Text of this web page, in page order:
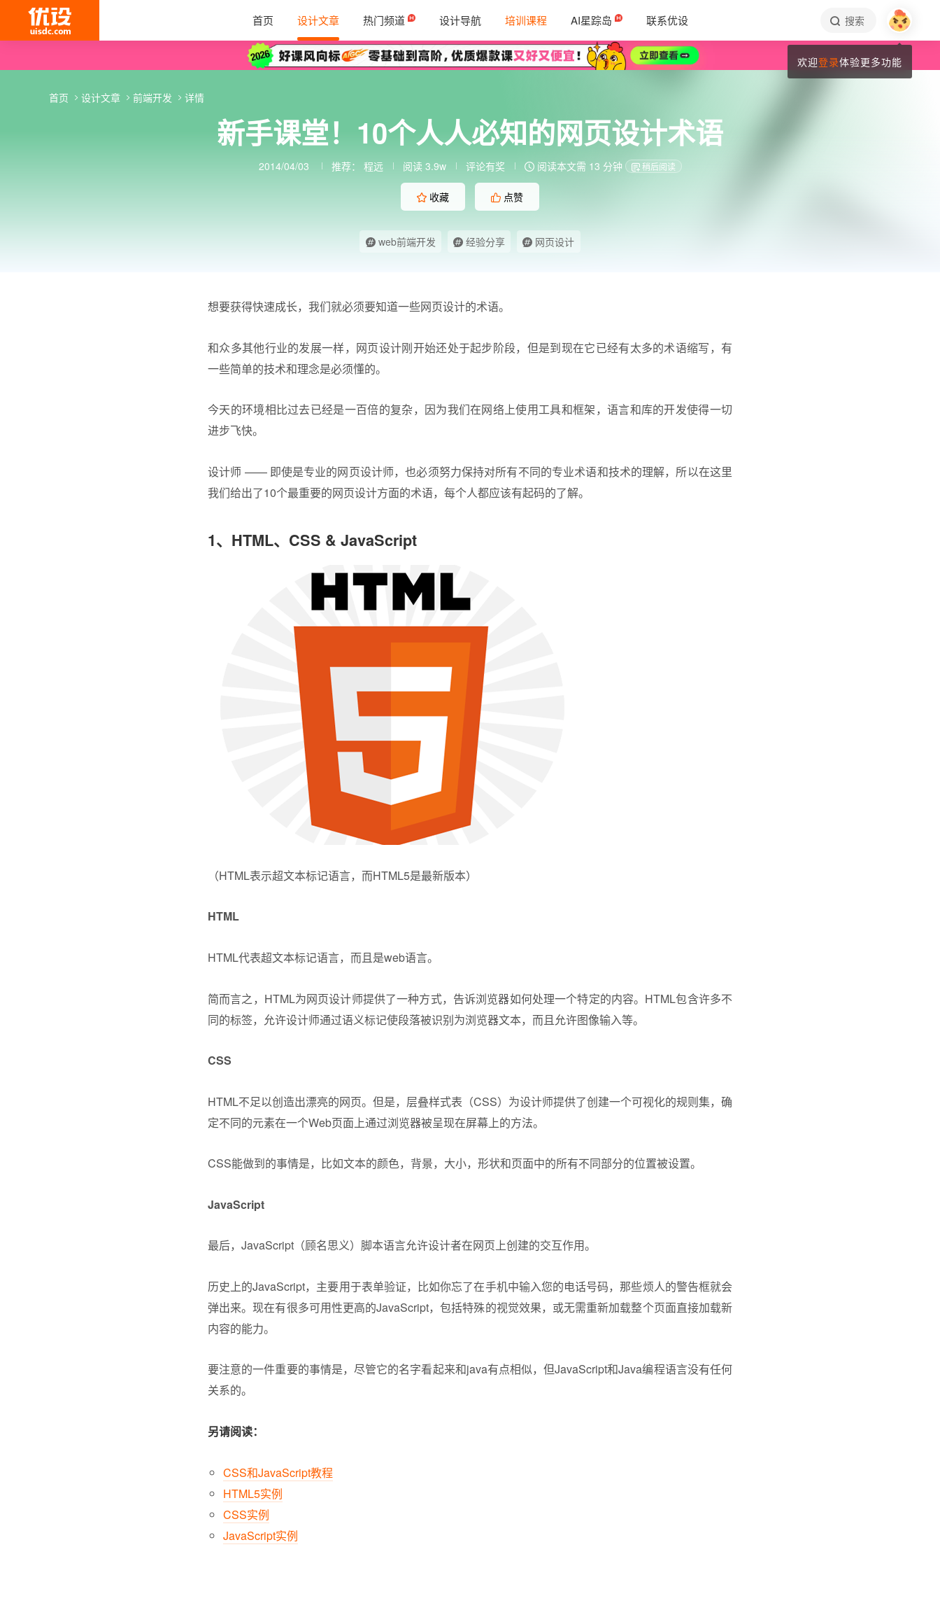
首页 设计文章 热门频道 设计导航 培训课程 AI星踪岛 联系优设 搜索
新手课堂！10个人人必知的网页设计术语
2014/04/03 推荐： 程远 阅读 3.9w 评论有奖 阅读本文需 13 分钟 稍后阅读
收藏 点赞
web前端开发 经验分享 网页设计
首页 设计文章 前端开发 详情
想要获得快速成长，我们就必须要知道一些网页设计的术语。
和众多其他行业的发展一样，网页设计刚开始还处于起步阶段，但是到现在它已经有太多的术语缩写，有
一些简单的技术和理念是必须懂的。
今天的环境相比过去已经是一百倍的复杂，因为我们在网络上使用工具和框架，语言和库的开发使得一切
进步飞快。
设计师 —— 即使是专业的网页设计师，也必须努力保持对所有不同的专业术语和技术的理解，所以在这里
我们给出了10个最重要的网页设计方面的术语，每个人都应该有起码的了解。
1、HTML、CSS & JavaScript
（HTML表示超文本标记语言，而HTML5是最新版本）
HTML
HTML代表超文本标记语言，而且是web语言。
简而言之，HTML为网页设计师提供了一种方式，告诉浏览器如何处理一个特定的内容。HTML包含许多不
同的标签，允许设计师通过语义标记使段落被识别为浏览器文本，而且允许图像输入等。
CSS
HTML不足以创造出漂亮的网页。但是，层叠样式表（CSS）为设计师提供了创建一个可视化的规则集，确
定不同的元素在一个Web页面上通过浏览器被呈现在屏幕上的方法。
CSS能做到的事情是，比如文本的颜色，背景，大小，形状和页面中的所有不同部分的位置被设置。
JavaScript
最后，JavaScript（顾名思义）脚本语言允许设计者在网页上创建的交互作用。
历史上的JavaScript，主要用于表单验证，比如你忘了在手机中输入您的电话号码，那些烦人的警告框就会
弹出来。现在有很多可用性更高的JavaScript，包括特殊的视觉效果，或无需重新加载整个页面直接加载新
内容的能力。
要注意的一件重要的事情是，尽管它的名字看起来和java有点相似，但JavaScript和Java编程语言没有任何
关系的。
另请阅读：
CSS和JavaScript教程
HTML5实例
CSS实例
JavaScript实例
欢迎登录体验更多功能